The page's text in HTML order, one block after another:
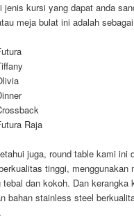
jenis kursi yang dapat anda
meja bulat ini adalah
Raja
juga, round table kami ini
tinggi, menggunakan
dan kokoh. Dan kerangka
bahan stainless steel